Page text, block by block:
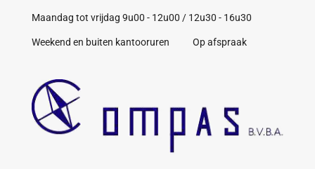
Maandag tot vrijdag 9u00 - 12u00 / 12u30 - 16u30
Weekend en buiten kantooruren Op afspraak